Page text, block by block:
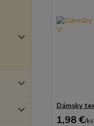
Dámsky
1,98 €/ks